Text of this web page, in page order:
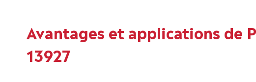
Avantages et applications de
13927